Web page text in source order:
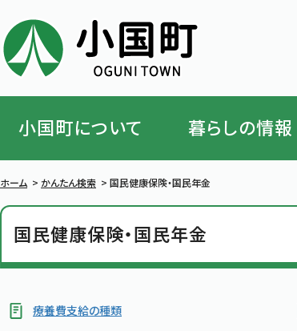
小国町について 暮らしの情報
ホーム > かんたん検索 > 国民健康保険・国民年金
国民健康保険・国民年金
療養費支給の種類